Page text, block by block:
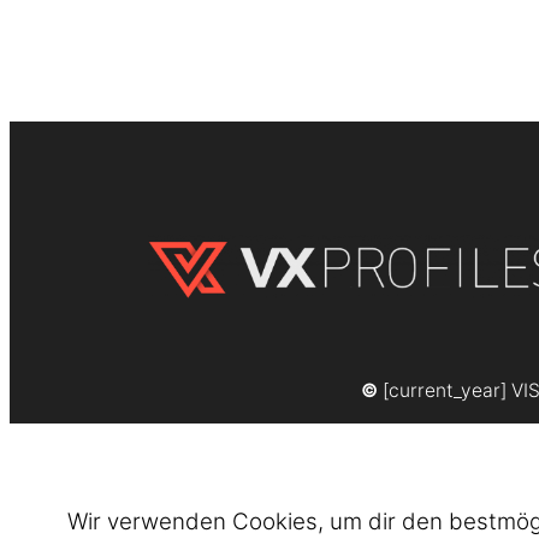
© [current_year]
Wir verwenden Cookies, um dir den